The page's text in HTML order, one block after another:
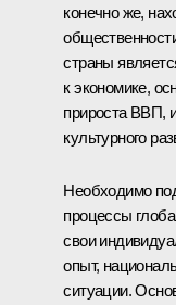
конечно же,
страны
к экономике,
прироста ВВП,
культурного
Необходимо
процессы
свои
опыт,
ситуации.